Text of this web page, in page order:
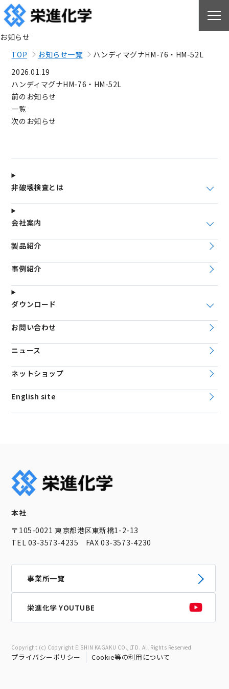
お知らせ
TOP
お知らせ一覧
ハンディマグナHM-76・HM-52L
2026.01.19
ハンディマグナHM-76・HM-52L
前のお知らせ
一覧
次のお知らせ
非破壊検査とは
会社案内
製品紹介
事例紹介
ダウンロード
お問い合わせ
ニュース
ネットショップ
English site
本社
〒105-0021 東京都港区東新橋1-2-13
TEL 03-3573-4235 FAX 03-3573-4230
事業所一覧
栄進化学 YOUTUBE
Copyright (c) Copyright EISHIN KAGAKU CO.,LTD. All Rights Reserved
プライバシーポリシー Cookie等の利用について